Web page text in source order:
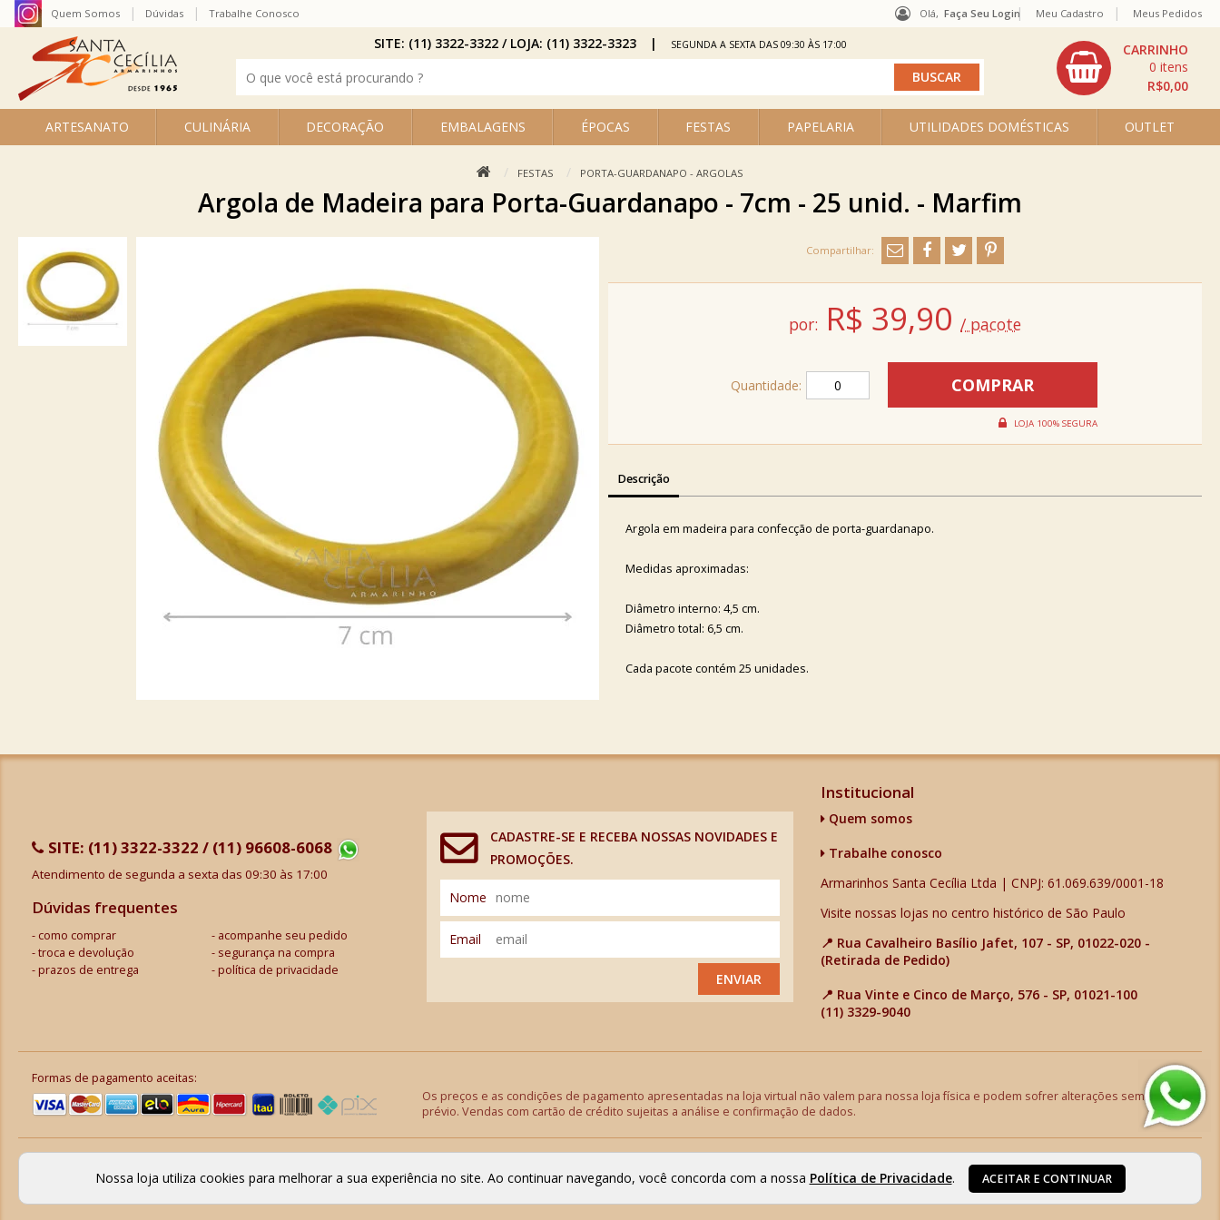
Olá, Faça Seu Login
ARTESANATO CULINÁRIA DECORAÇÃO EMBALAGENS ÉPOCAS FESTAS PAPELARIA UTILIDADES DOMÉSTICAS OUTLET
R$0,00
0
Quem Somos Dúvidas Trabalhe Conosco Meu Cadastro Meus Pedidos
SITE: (11) 3322-3322 / LOJA: (11) 3322-3323 SEGUNDA A SEXTA DAS 09:30 ÀS 17:00
FESTAS PORTA-GUARDANAPO - ARGOLAS
Argola de Madeira para Porta-Guardanapo - 7cm - 25 unid. - Marfim
por: R$ 39,90 / pacote
Quantidade:
Descrição
Argola em madeira para confecção de porta-guardanapo.
Medidas aproximadas:
Diâmetro interno: 4,5 cm.
Diâmetro total: 6,5 cm.
Cada pacote contém 25 unidades.
SITE: (11) 3322-3322 / (11) 96608-6068
Atendimento de segunda a sexta das 09:30 às 17:00
Dúvidas frequentes
como comprar
acompanhe seu pedido
troca e devolução
segurança na compra
prazos de entrega
política de privacidade
CADASTRE-SE E RECEBA NOSSAS NOVIDADES E
PROMOÇÕES.
Nome
Email
ENVIAR
Institucional
Quem somos
Trabalhe conosco
Armarinhos Santa Cecília Ltda | CNPJ: 61.069.639/0001-18
Visite nossas lojas no centro histórico de São Paulo
📍 Rua Cavalheiro Basílio Jafet, 107 - SP, 01022-020 -
(Retirada de Pedido)
📍 Rua Vinte e Cinco de Março, 576 - SP, 01021-100
(11) 3329-9040
Formas de pagamento aceitas:
Os preços e as condições de pagamento apresentadas na loja virtual não valem para nossa loja física e podem sofrer alterações sem aviso
prévio. Vendas com cartão de crédito sujeitas a análise e confirmação de dados.
Nossa loja utiliza cookies para melhorar a sua experiência no site. Ao continuar navegando, você concorda com a nossa Política de Privacidade. ACEITAR E CONTINUAR